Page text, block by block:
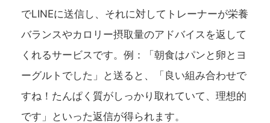
でLINEに送信し、それに対してトレーナーが栄養
バランスやカロリー摂取量のアドバイスを返して
くれるサービスです。例：「朝食はパンと卵とヨ
ーグルトでした」と送ると、「良い組み合わせで
すね！たんぱく質がしっかり取れていて、理想的
です」といった返信が得られます。